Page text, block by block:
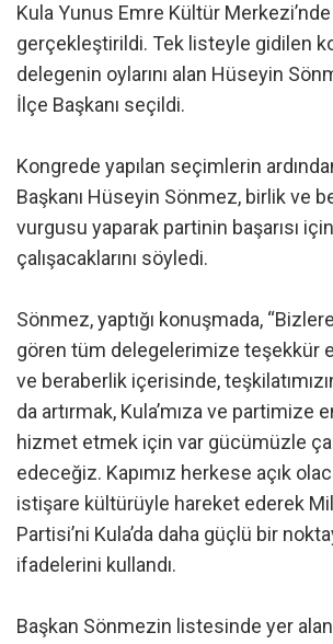
Kula Yunus Emre Kültür Merkezi’nde
gerçekleştirildi. Tek listeyle gidilen
delegenin oylarını alan Hüseyin
İlçe Başkanı seçildi.
Kongrede yapılan seçimlerin
Başkanı Hüseyin Sönmez, birlik ve
vurgusu yaparak partinin başarısı
çalışacaklarını söyledi.
Sönmez, yaptığı konuşmada,
gören tüm delegelerimize teşekkür
ve beraberlik içerisinde,
da artırmak, Kula’mıza ve partimize
hizmet etmek için var gücümüzle
edeceğiz. Kapımız herkese açık
istişare kültürüyle hareket ederek
Partisi’ni Kula’da daha güçlü bir
ifadelerini kullandı.
Başkan Sönmezin listesinde yer